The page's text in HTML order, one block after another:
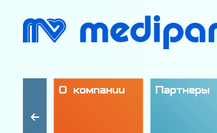
О компании Партнеры